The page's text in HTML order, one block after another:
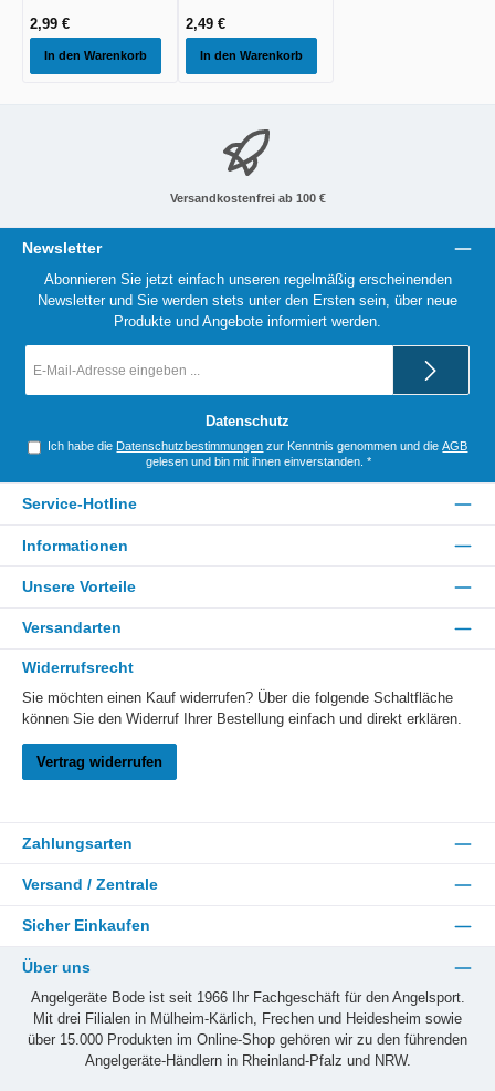
2,99 €
In den Warenkorb
2,49 €
In den Warenkorb
Versandkostenfrei ab 100 €
Newsletter
Abonnieren Sie jetzt einfach unseren regelmäßig erscheinenden
Newsletter und Sie werden stets unter den Ersten sein, über neue
Produkte und Angebote informiert werden.
Mail-
Datenschutz
Ich habe die Datenschutzbestimmungen zur Kenntnis genommen und dieAGB
gelesen und bin mit ihnen einverstanden. *
Service-Hotline
Informationen
Unsere Vorteile
Versandarten
Widerrufsrecht
Sie möchten einen Kauf widerrufen? Über die folgende Schaltfläche
können Sie den Widerruf Ihrer Bestellung einfach und direkt erklären.
Vertrag widerrufen
Zahlungsarten
Versand / Zentrale
Sicher Einkaufen
Über uns
Angelgeräte Bode ist seit 1966 Ihr Fachgeschäft für den Angelsport.
Mit drei Filialen in Mülheim-Kärlich, Frechen und Heidesheim sowie
über 15.000 Produkten im Online-Shop gehören wir zu den führenden
Angelgeräte-Händlern in Rheinland-Pfalz und NRW.